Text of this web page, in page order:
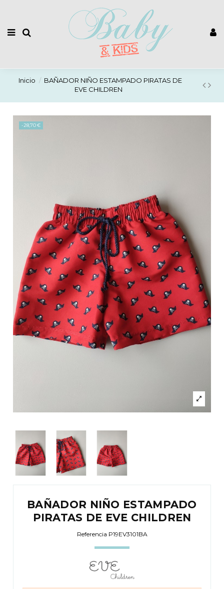
Inicio
BAÑADOR NIÑO ESTAMPADO PIRATAS DE
EVE CHILDREN
-28,70 €
BAÑADOR NIÑO ESTAMPADO
PIRATAS DE EVE CHILDREN
Referencia P19EV3101BA